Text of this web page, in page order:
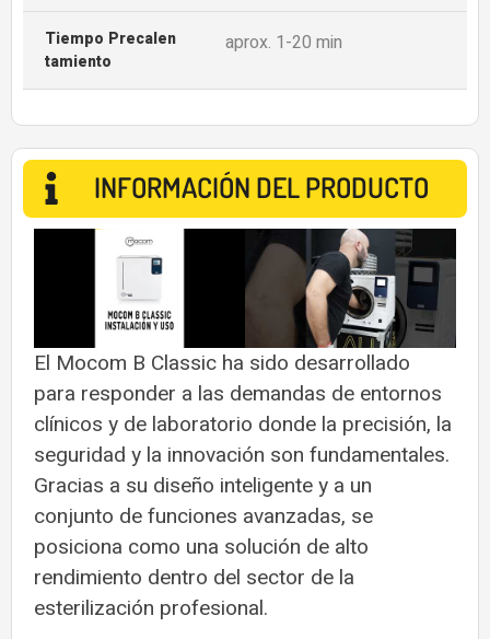
Tiempo Precalen
Tamiento
aprox. 1-20 min
INFORMACIÓN DEL PRODUCTO
El Mocom B Classic ha sido desarrollado
para responder a las demandas de entornos
clínicos y de laboratorio donde la precisión, la
seguridad y la innovación son fundamentales.
Gracias a su diseño inteligente y a un
conjunto de funciones avanzadas, se
posiciona como una solución de alto
rendimiento dentro del sector de la
esterilización profesional.